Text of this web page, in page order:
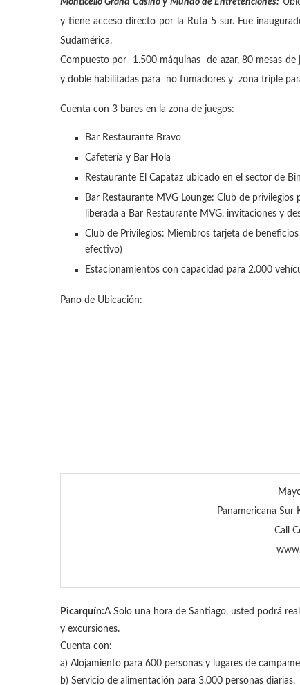
Monticello Grand Casino y Mundo de Entretenciones:
y tiene acceso directo por la Ruta 5 sur. Fue
Sudamérica.
Compuesto por 1.500 máquinas de azar, 80 mesas
y doble habilitadas para no fumadores y zona triple
Cuenta con 3 bares en la zona de juegos:
Bar Restaurante Bravo
Cafetería y Bar Hola
Restaurante El Capataz ubicado en el sector de
Bar Restaurante MVG Lounge: Club de
liberada a Bar Restaurante MVG, invitaciones y
Club de Privilegios: Miembros tarjeta de
efectivo)
Estacionamientos con capacidad para 2.000
Pano de Ubicación:
Panamericana Sur
Call
Picarquín:A Solo una hora de Santiago, usted podrá
y excursiones.
Cuenta con:
a) Alojamiento para 600 personas y lugares de
b) Servicio de alimentación para 3.000 personas diarias.